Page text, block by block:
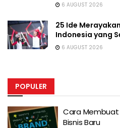
6 AUGUST 2026
25 Ide
Indonesia yang
6 AUGUST 2026
POPULER
Cara Membuat
Bisnis Baru